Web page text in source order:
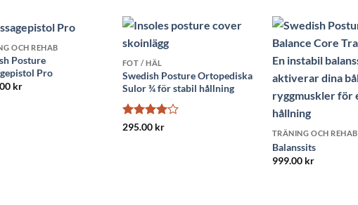
OCH REHAB
Posture
Pro
kr
FOT / HÄL
Swedish Posture Ortopediska
Sulor ¾ för stabil hållning
Betygsatt
295.00 kr
TRÄNING OCH REHAB
Balanssits
999.00 kr